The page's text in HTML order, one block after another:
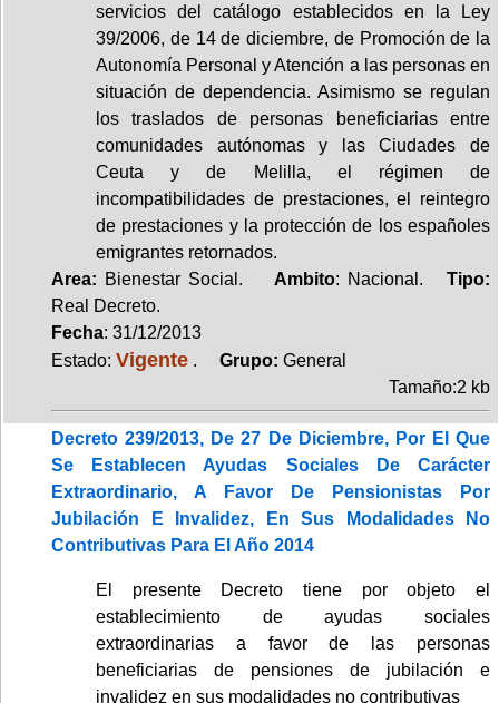
servicios del catálogo establecidos en la Ley
39/2006, de 14 de diciembre, de Promoción de la
Autonomía Personal y Atención a las personas en
situación de dependencia. Asimismo se regulan
los traslados de personas beneficiarias entre
comunidades autónomas y las Ciudades de
Ceuta y de Melilla, el régimen de
incompatibilidades de prestaciones, el reintegro
de prestaciones y la protección de los españoles
emigrantes retornados.
Area: Bienestar Social. Ambito: Nacional. Tipo:
Real Decreto.
Fecha: 31/12/2013
Estado: Vigente . Grupo: General
Tamaño:2 kb
Decreto 239/2013, De 27 De Diciembre, Por El Que
Se Establecen Ayudas Sociales De Carácter
Extraordinario, A Favor De Pensionistas Por
Jubilación E Invalidez, En Sus Modalidades No
Contributivas Para El Año 2014
El presente Decreto tiene por objeto el
establecimiento de ayudas sociales
extraordinarias a favor de las personas
beneficiarias de pensiones de jubilación e
invalidez en sus modalidades no contributivas